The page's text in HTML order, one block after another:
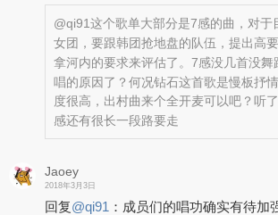
@qi91这个歌单大部分是7感的曲，对于
女团，要跟韩团抢地盘的队伍，提出高
拿河内的要求来评估了。7感没几首没舞
唱的原因了？何况钻石这首歌是慢板抒
度很高，出村曲来个全开麦可以吧？听
感还有很长一段路要走
Jaoey
2018年3月3日
回复@qi91 ： 成员们的唱功确实有待加